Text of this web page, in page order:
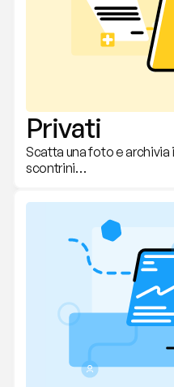
Privati
Scatta una foto e archivia
scontrini…